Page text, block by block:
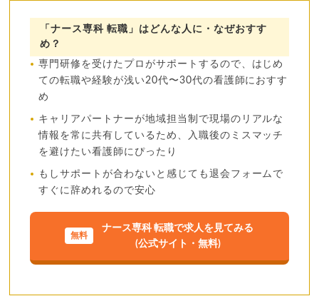
「ナース専科 転職」はどんな人に・なぜおすす
め？
専門研修を受けたプロがサポートするので、はじめ
ての転職や経験が浅い20代〜30代の看護師におすす
め
キャリアパートナーが地域担当制で現場のリアルな
情報を常に共有しているため、入職後のミスマッチ
を避けたい看護師にぴったり
もしサポートが合わないと感じても退会フォームで
すぐに辞めれるので安心
ナース専科 転職で求人を見てみる
(公式サイト・無料)